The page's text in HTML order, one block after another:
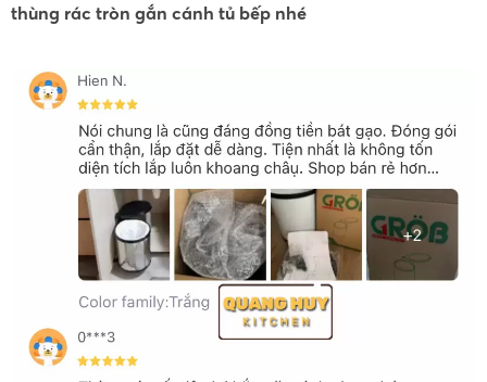
thùng rác tròn gắn cánh tủ bếp nhé